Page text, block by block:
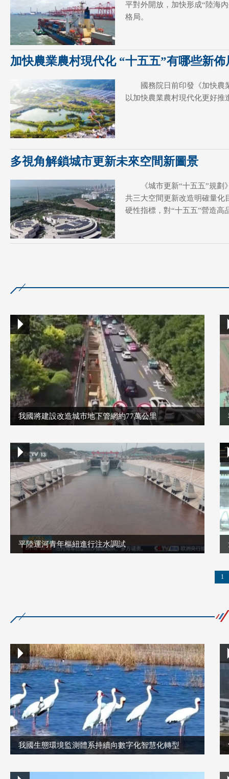
平對外開放，加快形成“陸海
格局。
加快農業農村現代化 “十五五”有哪些新
國務院日前印發《加快農
以加快農業農村現代化更好推
多視角解鎖城市更新未來空間新圖景
《城市更新“十五五”規
共三大空間更新改造明確量化
硬性指標，對“十五五”營造高
我國將建設改造城市地下管網約77萬公里
平陸運河青年樞紐進行注水調試
1
我國生態環境監測體系持續向數字化智慧化轉型